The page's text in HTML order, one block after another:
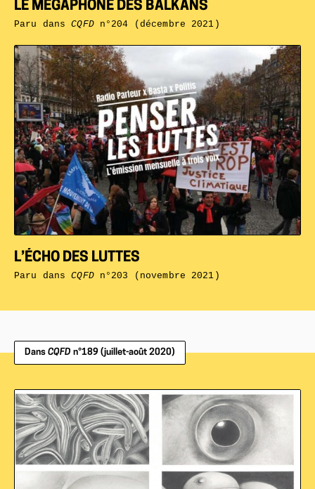
L’ÉCHO DES LUTTES
Paru dansCQFDn°203 (novembre 2021)
LE MÉGAPHONE DES BALKANS
Paru dansCQFDn°204 (décembre 2021)
Dans CQFD n°189 (juillet-août 2020)